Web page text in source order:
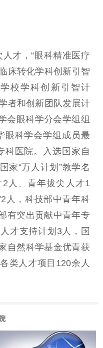
才，“眼科精准医疗
床转化学科创新引智
校学科创新引智计
者和创新团队发展计
会眼科学分会学组组
眼科学会学组成员最
科医院。入选国家自
家“万人计划”教学名
人、青年拔尖人才1
人，科技部中青年科
有突出贡献中青年专
才支持计划3人，国
自然科学基金优青获
类人才项目120余人